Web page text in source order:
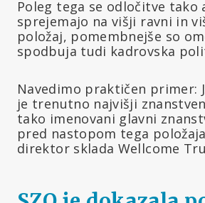
Poleg tega se odločitve tako
sprejemajo na višji ravni in
položaj, pomembnejše so
spodbuja tudi kadrovska
Navedimo praktičen primer:
je trenutno najvišji
tako imenovani glavni
pred nastopom tega
direktor sklada Wellcome